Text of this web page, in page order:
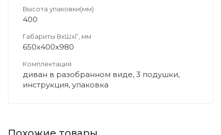
Высота упаковки(мм)
400
Габариты ВхШхГ, мм
650х400х980
Комплектация
диван в разобранном виде, 3 подушки,
инструкция, упаковка